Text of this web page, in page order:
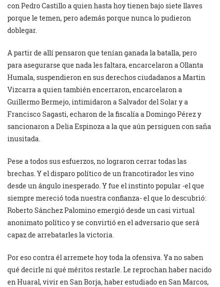
con Pedro Castillo a quien hasta hoy tienen bajo siete llaves
porque le temen, pero además porque nunca lo pudieron
doblegar.
A partir de allí pensaron que tenían ganada la batalla, pero
para asegurarse que nada les faltara, encarcelaron a Ollanta
Humala, suspendieron en sus derechos ciudadanos a Martin
Vizcarra a quien también encerraron, encarcelaron a
Guillermo Bermejo, intimidaron a Salvador del Solar y a
Francisco Sagasti, echaron de la fiscalía a Domingo Pérez y
sancionaron a Delia Espinoza a la que aún persiguen con saña
inusitada.
Pese a todos sus esfuerzos, no lograron cerrar todas las
brechas. Y el disparo político de un francotirador les vino
desde un ángulo inesperado. Y fue el instinto popular -el que
siempre mereció toda nuestra confianza- el que lo descubrió:
Roberto Sánchez Palomino emergió desde un casi virtual
anonimato político y se convirtió en el adversario que será
capaz de arrebatarles la victoria.
Por eso contra él arremete hoy toda la ofensiva. Ya no saben
qué decirle ni qué méritos restarle. Le reprochan haber nacido
en Huaral, vivir en San Borja, haber estudiado en San Marcos,